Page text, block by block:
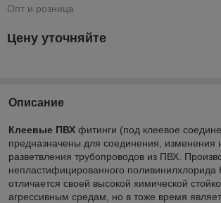
Опт и розница
Цену уточняйте
Описание
Клеевые ПВХ фитинги (под клеевое
предназначены для соединения, изменения
разветвления трубопроводов из ПВХ.
непластифицированного
отличается своей высокой химической
агрессивным средам, но в тоже время